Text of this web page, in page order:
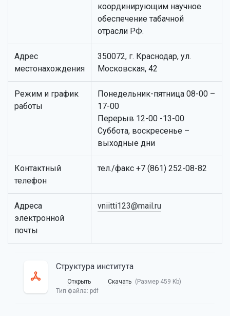
координирующим научное
обеспечение табачной
отрасли РФ.
Адрес
местонахождения
350072, г. Краснодар, ул.
Московская, 42
Режим и график
работы
Понедельник-пятница 08-00 –
17-00
Перерыв 12-00 -13-00
Суббота, воскресенье –
выходные дни
Контактный
телефон
тел./факс +7 (861) 252-08-82
Адреса
электронной
почты
vniitti123@mail.ru
Структура института
Открыть Скачать (Размер 459 Kb)
Тип файла: pdf